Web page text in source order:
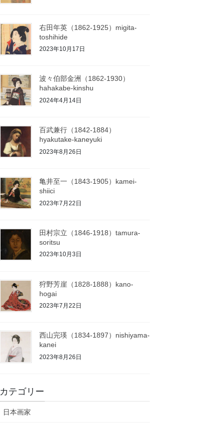
右田年英（1862-1925）migita-
toshihide
2023年10月17日
波々伯部金洲（1862-1930）
hahakabe-kinshu
2024年4月14日
百武兼行（1842-1884）
hyakutake-kaneyuki
2023年8月26日
亀井至一（1843-1905）kamei-
shiici
2023年7月22日
田村宗立（1846-1918）tamura-
soritsu
2023年10月3日
狩野芳崖（1828-1888）kano-
hogai
2023年7月22日
西山完瑛（1834-1897）nishiyama-
kanei
2023年8月26日
カテゴリー
日本画家